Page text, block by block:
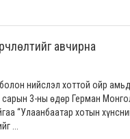
авчирна
нийслэл хоттой ойр
3-ны өдөр Герман
“Улаанбаатар хотын
...